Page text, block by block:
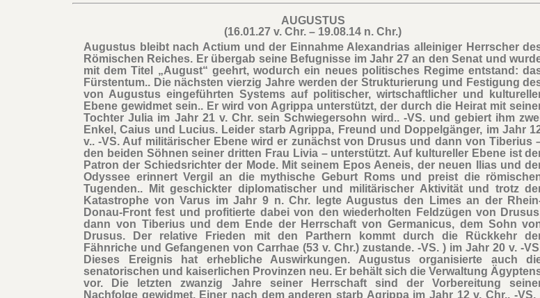
AUGUSTUS
(16.01.27 v. Chr. – 19.08.14 n. Chr.)
Augustus bleibt nach Actium und der Einnahme Alexandrias alleiniger Herrscher
Römischen Reiches. Er übergab seine Befugnisse im Jahr 27 an den Senat und
mit dem Titel „August“ geehrt, wodurch ein neues politisches Regime entstand:
Fürstentum.. Die nächsten vierzig Jahre werden der Strukturierung und Festigung
von Augustus eingeführten Systems auf politischer, wirtschaftlicher und
Ebene gewidmet sein.. Er wird von Agrippa unterstützt, der durch die Heirat mit
Tochter Julia im Jahr 21 v. Chr. sein Schwiegersohn wird.. -VS. und gebiert ihm
Enkel, Caius und Lucius. Leider starb Agrippa, Freund und Doppelgänger, im Jahr
v.. -VS. Auf militärischer Ebene wird er zunächst von Drusus und dann von Tiberius
den beiden Söhnen seiner dritten Frau Livia – unterstützt. Auf kultureller Ebene ist
Patron der Schiedsrichter der Mode. Mit seinem Epos Aeneis, der neuen Ilias und
Odyssee erinnert Vergil an die mythische Geburt Roms und preist die
Tugenden.. Mit geschickter diplomatischer und militärischer Aktivität und trotz
Katastrophe von Varus im Jahr 9 n. Chr. legte Augustus den Limes an der
Donau-Front fest und profitierte dabei von den wiederholten Feldzügen von
dann von Tiberius und dem Ende der Herrschaft von Germanicus, dem Sohn
Drusus. Der relative Frieden mit den Parthern kommt durch die Rückkehr
Fähnriche und Gefangenen von Carrhae (53 v. Chr.) zustande. -VS. ) im Jahr 20 v. -
Dieses Ereignis hat erhebliche Auswirkungen. Augustus organisierte auch
senatorischen und kaiserlichen Provinzen neu. Er behält sich die Verwaltung
vor. Die letzten zwanzig Jahre seiner Herrschaft sind der Vorbereitung
Nachfolge gewidmet. Einer nach dem anderen starb Agrippa im Jahr 12 v. Chr.. -VS.